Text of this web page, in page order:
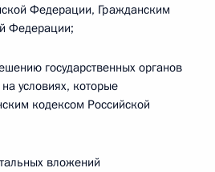
Федерации, Гражданским
Федерации;
государственных органов
условиях, которые
кодексом Российской
вложений